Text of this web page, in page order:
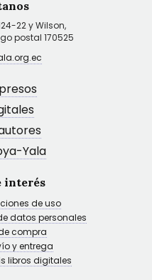
22 y Wilson,
postal 170525
Yala
interés
de uso
datos personales
compra
y entrega
libros digitales